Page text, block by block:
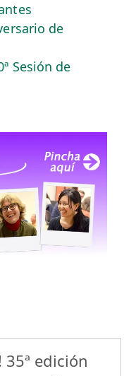
de
Sesión de
35ª edición